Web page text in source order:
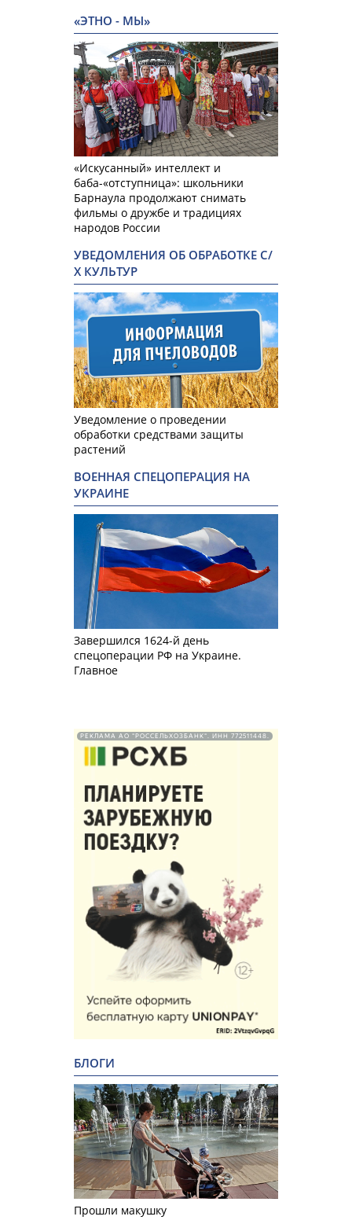
«ЭТНО - МЫ»
«Искусанный» интеллект и
баба-«отступница»: школьники
Барнаула продолжают снимать
фильмы о дружбе и традициях
народов России
УВЕДОМЛЕНИЯ ОБ ОБРАБОТКЕ С/
Х КУЛЬТУР
Уведомление о проведении
обработки средствами защиты
растений
ВОЕННАЯ СПЕЦОПЕРАЦИЯ НА
УКРАИНЕ
Завершился 1624-й день
спецоперации РФ на Украине.
Главное
РЕКЛАМА АО "РОССЕЛЬХОЗБАНК". ИНН 772511448.
БЛОГИ
Прошли макушку